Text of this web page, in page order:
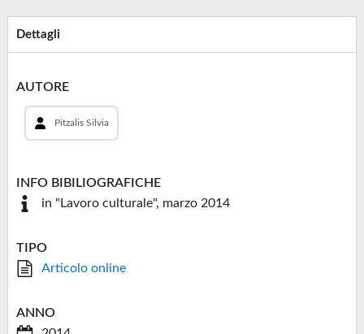
Dettagli
AUTORE
Pitzalis Silvia
INFO BIBILIOGRAFICHE
in "Lavoro culturale", marzo 2014
TIPO
Articolo online
ANNO